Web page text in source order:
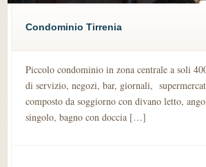
Condominio Tirrenia
Piccolo condominio in zona centrale a soli
di servizio, negozi, bar, giornali,
composto da soggiorno con divano letto,
singolo, bagno con doccia […]